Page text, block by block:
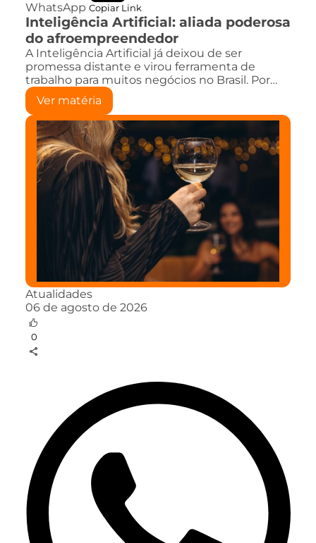
WhatsApp Copiar Link
Inteligência Artificial: aliada poderosa
do afroempreendedor
A Inteligência Artificial já deixou de ser
promessa distante e virou ferramenta de
trabalho para muitos negócios no Brasil. Por…
Ver matéria
Atualidades
06 de agosto de 2026
0